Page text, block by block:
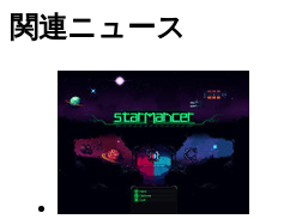
関連ニュース